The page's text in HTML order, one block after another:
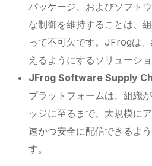
パッケージ、およびソフト
な制御を維持することは、
って不可欠です。JFrogは
えるようにするソリューシ
JFrog Software Supply
プラットフォームは、組織
ッジに至るまで、大規模に
速かつ安全に配信できるよ
す。